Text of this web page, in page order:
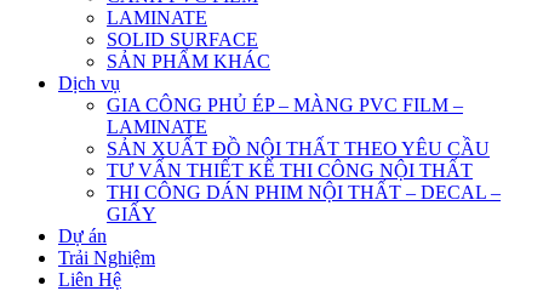
LAMINATE
SOLID SURFACE
SẢN PHẨM KHÁC
Dịch vụ
GIA CÔNG PHỦ ÉP – MÀNG PVC FILM –
LAMINATE
SẢN XUẤT ĐỒ NỘI THẤT THEO YÊU CẦU
TƯ VẤN THIẾT KẾ THI CÔNG NỘI THẤT
THI CÔNG DÁN PHIM NỘI THẤT – DECAL –
GIẤY
Dự án
Trải Nghiệm
Liên Hệ